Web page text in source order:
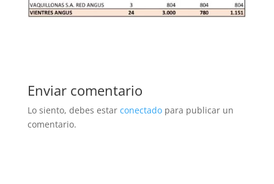
Enviar comentario
Lo siento, debes estar conectadopara publicar un
comentario.